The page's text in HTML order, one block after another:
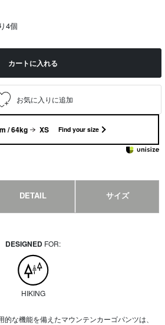
4個
カートに入れる
/ 64kg XS Find your size
DETAIL サイズ
DESIGNED FOR:
HIKING
な機能を備えたマウンテンカーゴパンツは、